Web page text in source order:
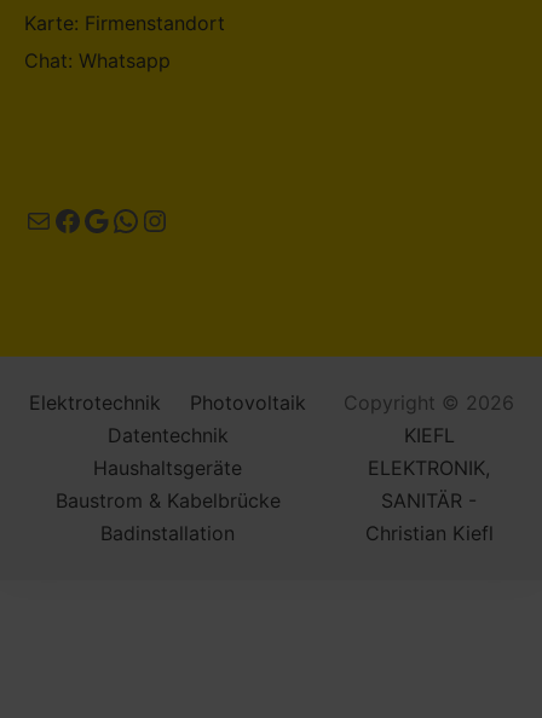
Karte: Firmenstandort
Chat: Whatsapp
E-MailFacebook
Google
WhatsApp
Instagram
Elektrotechnik
Photovoltaik
Datentechnik
Haushaltsgeräte
Baustrom & Kabelbrücke
Badinstallation
Copyright © 2026
KIEFL
ELEKTRONIK,
SANITÄR -
Christian Kiefl